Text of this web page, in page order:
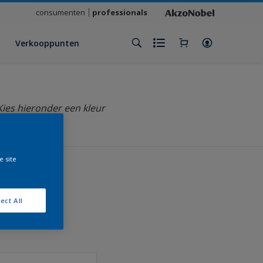
consumenten professionals
Verkooppunten
hieronder een kleur
site
All